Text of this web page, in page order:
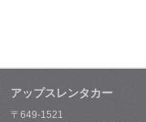
アップスレンタカー
〒649-1521